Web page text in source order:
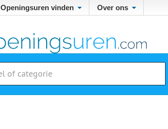
Openingsuren vinden Over ons